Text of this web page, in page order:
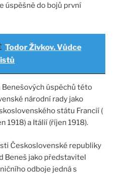
úspěšně do bojů první
Todor Živkov. Vůdce
úspěchů této
národní rady jako
státu Francií (
1918) a Itálií (říjen 1918).
Československé republiky
Beneš jako představitel
odboje jedná s